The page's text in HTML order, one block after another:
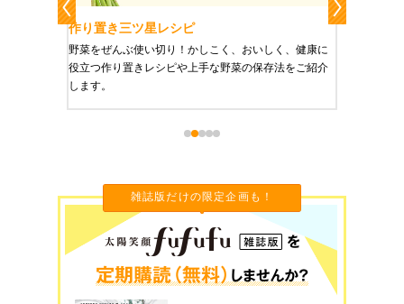
作り置き三ツ星レシピ
野菜をぜんぶ使い切り！かしこく、おいしく、健康に
役立つ作り置きレシピや上手な野菜の保存法をご紹介
します。
雑誌版だけの限定企画も！